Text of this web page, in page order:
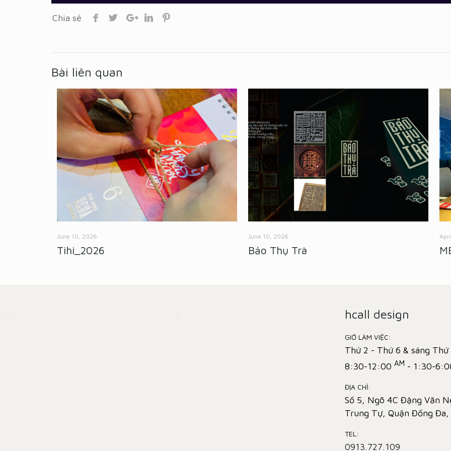
Chia sẻ
Bài liên quan
June 10, 2026
Tihi_2026
June 10, 2026
Bảo Thụ Trà
hcall design
GIỜ LÀM VIỆC:
Thứ 2 - Thứ 6 & sáng Thứ
8:30-12:00AM - 1:30-
ĐỊA CHỈ:
Số 5, Ngõ 4C Đặng Văn
Trung Tự, Quận Đống
TEL:
0913.727.109